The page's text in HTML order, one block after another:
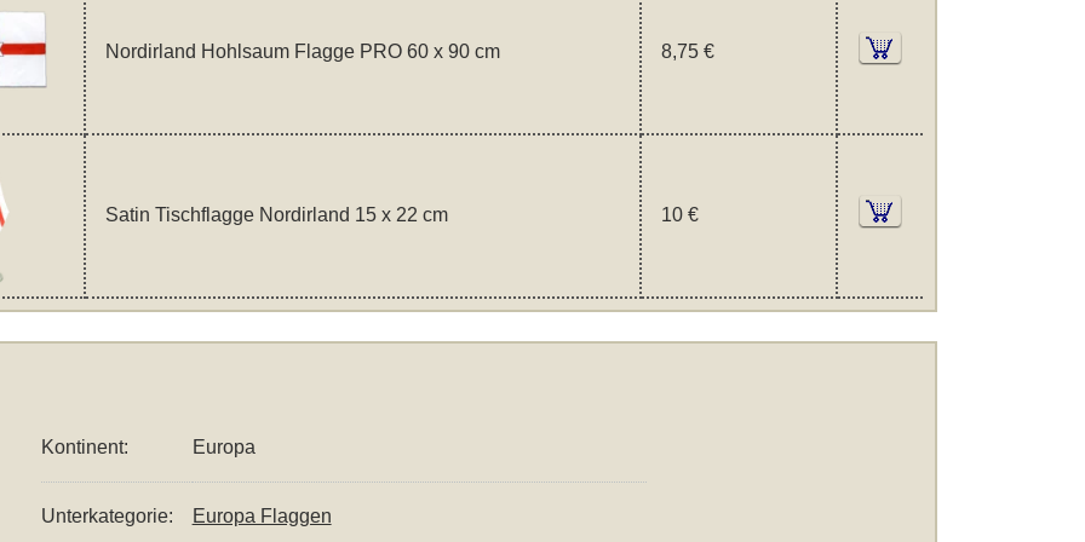
Nordirland Hohlsaum Flagge PRO 60 x 90 cm 8,75 €
Satin Tischflagge Nordirland 15 x 22 cm 10 €
Kontinent: Europa
Unterkategorie: Europa Flaggen